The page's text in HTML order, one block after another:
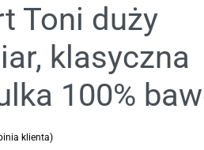
Toni duży
klasyczna
100%
klienta)